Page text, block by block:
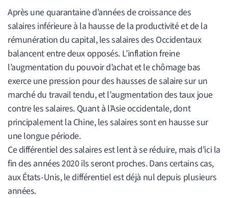
Après une quarantaine d’années de croissance des
salaires inférieure à la hausse de la productivité et de la
rémunération du capital, les salaires des Occidentaux
balancent entre deux opposés. L’inflation freine
l’augmentation du pouvoir d’achat et le chômage bas
exerce une pression pour des hausses de salaire sur un
marché du travail tendu, et l’augmentation des taux joue
contre les salaires. Quant à l’Asie occidentale, dont
principalement la Chine, les salaires sont en hausse sur
une longue période.
Ce différentiel des salaires est lent à se réduire, mais d’ici la
fin des années 2020 ils seront proches. Dans certains cas,
aux États-Unis, le différentiel est déjà nul depuis plusieurs
années.